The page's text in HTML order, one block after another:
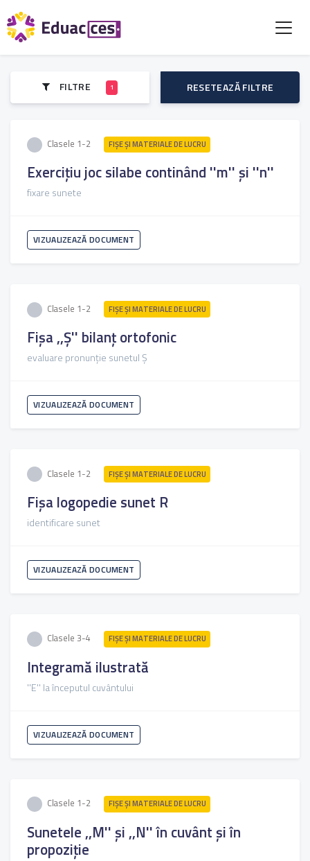
FILTRE 1 RESETEAZĂ FILTRE
Clasele 1-2 FIŞE ŞI MATERIALE DE LUCRU
Exercițiu joc silabe continând ''m'' și ''n''
fixare sunete
VIZUALIZEAZĂ DOCUMENT
Clasele 1-2 FIŞE ŞI MATERIALE DE LUCRU
Fișa ,,Ș'' bilanț ortofonic
evaluare pronunție sunetul Ș
VIZUALIZEAZĂ DOCUMENT
Clasele 1-2 FIŞE ŞI MATERIALE DE LUCRU
Fișa logopedie sunet R
identificare sunet
VIZUALIZEAZĂ DOCUMENT
Clasele 3-4 FIŞE ŞI MATERIALE DE LUCRU
Integramă ilustrată
''E'' la începutul cuvântului
VIZUALIZEAZĂ DOCUMENT
Clasele 1-2 FIŞE ŞI MATERIALE DE LUCRU
Sunetele ,,M'' și ,,N'' în cuvânt și în
propoziție